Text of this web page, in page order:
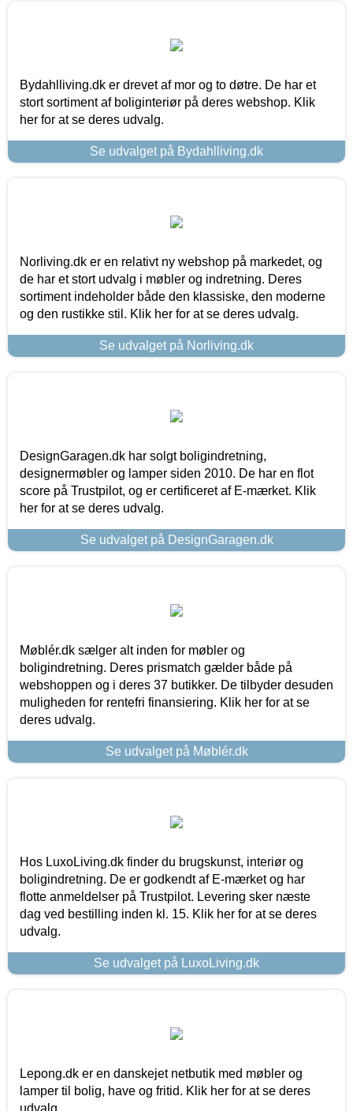
Bydahlliving.dk er drevet af mor og to døtre. De har et
stort sortiment af boliginteriør på deres webshop. Klik
her for at se deres udvalg.
Se udvalget på Bydahlliving.dk
Norliving.dk er en relativt ny webshop på markedet, og
de har et stort udvalg i møbler og indretning. Deres
sortiment indeholder både den klassiske, den moderne
og den rustikke stil. Klik her for at se deres udvalg.
Se udvalget på Norliving.dk
DesignGaragen.dk har solgt boligindretning,
designermøbler og lamper siden 2010. De har en flot
score på Trustpilot, og er certificeret af E-mærket. Klik
her for at se deres udvalg.
Se udvalget på DesignGaragen.dk
Møblér.dk sælger alt inden for møbler og
boligindretning. Deres prismatch gælder både på
webshoppen og i deres 37 butikker. De tilbyder desuden
muligheden for rentefri finansiering. Klik her for at se
deres udvalg.
Se udvalget på Møblér.dk
Hos LuxoLiving.dk finder du brugskunst, interiør og
boligindretning. De er godkendt af E-mærket og har
flotte anmeldelser på Trustpilot. Levering sker næste
dag ved bestilling inden kl. 15. Klik her for at se deres
udvalg.
Se udvalget på LuxoLiving.dk
Lepong.dk er en danskejet netbutik med møbler og
lamper til bolig, have og fritid. Klik her for at se deres
udvalg.